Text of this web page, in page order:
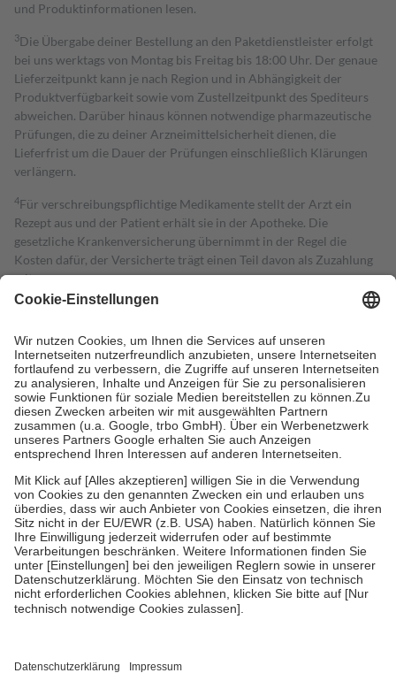
und Produktinformationen lesen.
3Die Übergabe deiner Bestellung an den Paketdienstleister erfolgt
bei uns werktags von Montag bis Freitag bis 18:00 Uhr. Der genaue
Lieferzeitpunkt kann je nach Region und in Abhängigkeit der
Produktverfügbarkeit sowie vom Zustellzeitpunkt des Spediteurs
abweichen. Darüber hinaus können notwendige pharmazeutische
Prüfungen, die zu deiner Arzneimittelsicherheit dienen, die
Lieferfrist um die Dauer der Prüfungen einschließlich Klärungen
verlängern.
4Für verschreibungspflichtige Medikamente stellt der Arzt ein
Rezept aus und der Patient erhält sie in der Apotheke. Die
gesetzliche Krankenversicherung übernimmt in der Regel die
Kosten dafür, der Versicherte trägt einen Teil davon als Zuzahlung
mit.
Grundsätzlich leisten Mitglieder Zuzahlungen in Höhe von zehn
höchstens zehn Euro.
Es sind jedoch nie mehr als die tatsächlichen
Kosten der Leistung zu entrichten.
Diese Regeln gelten grundsätzlich auch für Online-Apotheken.
Bei Heilmitteln und häuslicher Krankenpflege beträgt die
Zuzahlung zehn Prozent der Kosten sowie zehn Euro je
Verordnung.
Um das Engagement der Versicherten für ihre eigene Gesundheit zu
stärken und die besondere Stellung der Familie zu unterstützen,
fallenkeine Zuzahlungenan bei:
• Kindern und Jugendlichen bis zum vollendeten 18. Lebensjahr
mit Ausnahme der Fahrkosten
• Untersuchungen zur Vorsorge und Früherkennung, die von der
GKV getragen werden
• empfohlenen Schutzimpfungen
• Harn- und Blutteststreifen
getroffen, um sicherzustellen, dass es sich um echte Bewertungen